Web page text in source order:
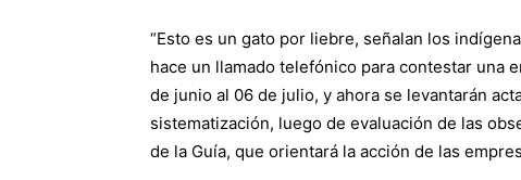
“Esto es un gato por liebre, señalan los
hace un llamado telefónico para contestar una
de junio al 06 de julio, y ahora se levantarán
sistematización, luego de evaluación de las
de la Guía, que orientará la acción de las